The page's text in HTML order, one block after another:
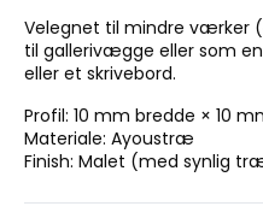
Velegnet til mindre værker
til gallerivægge eller som
eller et skrivebord.
Profil: 10 mm bredde × 10
Materiale: Ayoustræ
Finish: Malet (med synlig